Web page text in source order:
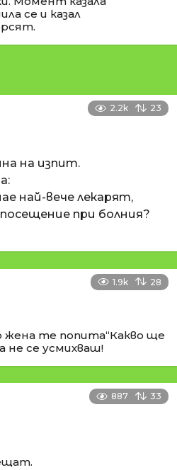
се и казал
2.2k 23
на изпит.
най-вече лекарят,
при болния?
1.9k 28
жена те попита“Какво ще
не се усмихваш!
887 33